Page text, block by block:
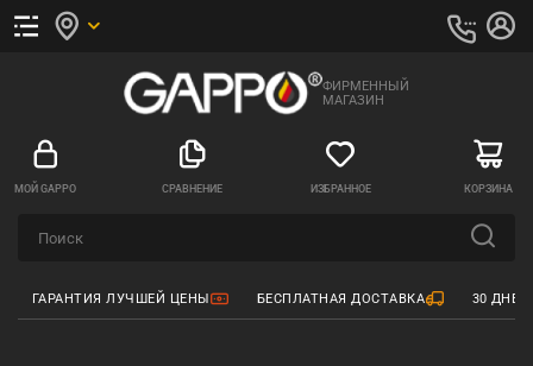
ФИРМЕННЫЙ
МАГАЗИН
МОЙ GAPPO СРАВНЕНИЕ ИЗБРАННОЕ КОРЗИНА
ГАРАНТИЯ ЛУЧШЕЙ ЦЕНЫ БЕСПЛАТНАЯ ДОСТАВКА 30